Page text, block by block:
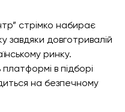
стрімко набирає
завдяки довготривалій
ринку.
платформі в підборі
на безпечному